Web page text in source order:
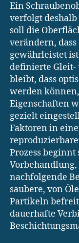
Ein
verfolgt
soll die
verändern,
gewährleistet
definierte
bleibt, dass
werden
Eigenschaften
gezielt
Faktoren in
Prozess
nachfolgende
saubere, von
Partikeln
dauerhafte